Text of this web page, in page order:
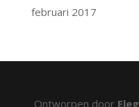
februari 2017
Ontworpen door